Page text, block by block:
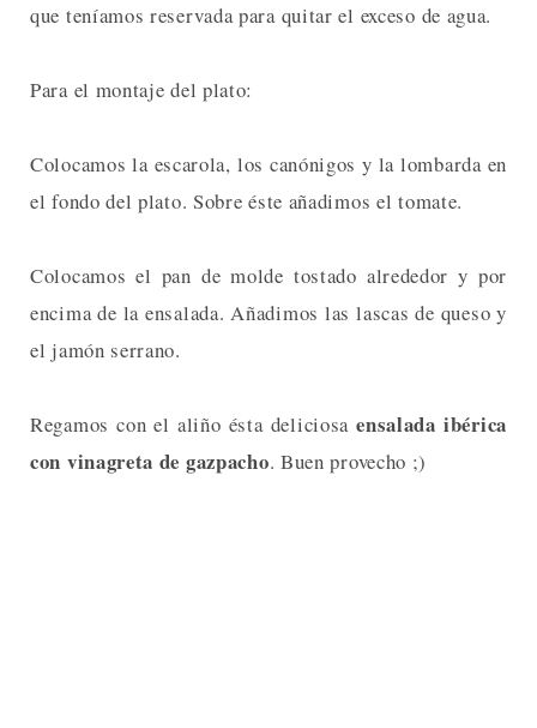
que teníamos reservada para quitar el exceso de agua.
Para el montaje del plato:
Colocamos la escarola, los canónigos y la lombarda en
el fondo del plato. Sobre éste añadimos el tomate.
Colocamos el pan de molde tostado alrededor y por
encima de la ensalada. Añadimos las lascas de queso y
el jamón serrano.
Regamos con el aliño ésta deliciosaensalada ibérica
con vinagreta de gazpacho. Buen provecho ;)